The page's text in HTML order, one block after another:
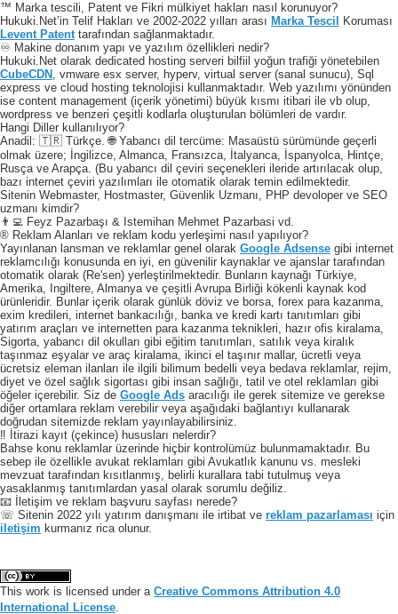
™ Marka tescili, Patent ve Fikri mülkiyet hakları nasıl korunuyor?
Hukuki.Net’in Telif Hakları ve 2002-2022 yılları arası Marka Tescil
Koruması
Levent Patenttarafından sağlanmaktadır.
♾️ Makine donanım yapı ve yazılım özellikleri nedir?
Hukuki.Net olarak dedicated hosting serveri bilfiil yoğun trafiği yönetebilen
CubeCDN , vmware esx server, hyperv, virtual server (sanal sunucu), Sql
express ve cloud hosting teknolojisi kullanmaktadır. Web yazılımı yönünden
ise content management (içerik yönetimi) büyük kısmı itibari ile vb olup,
wordpress ve benzeri çeşitli kodlarla oluşturulan bölümleri de vardır.
Hangi Diller kullanılıyor?
Anadil: 🇹🇷 Türkçe. 🌐 Yabancı dil tercüme: Masaüstü sürümünde geçerli
olmak üzere; İngilizce, Almanca, Fransızca, İtalyanca, İspanyolca, Hintçe,
Rusça ve Arapça. (Bu yabancı dil çeviri seçenekleri ileride artırılacak olup,
bazı internet çeviri yazılımları ile otomatik olarak temin edilmektedir.
Sitenin Webmaster, Hostmaster, Güvenlik Uzmanı, PHP devoloper ve SEO
uzmanı kimdir?
👨‍💻 Feyz Pazarbaşı & Istemihan Mehmet Pazarbasi vd.
® Reklam Alanları ve reklam kodu yerleşimi nasıl yapılıyor?
Yayınlanan lansman ve reklamlar genel olarak Google Adsense gibi internet
reklamcılığı konusunda en iyi, en güvenilir kaynaklar ve ajanslar tarafından
otomatik olarak (Re'sen) yerleştirilmektedir. Bunların kaynağı Türkiye,
Amerika, Ingiltere, Almanya ve çeşitli Avrupa Birliği kökenli kaynak kod
ürünleridir. Bunlar içerik olarak günlük döviz ve borsa, forex para kazanma,
exim kredileri, internet bankacılığı, banka ve kredi kartı tanıtımları gibi
yatırım araçları ve internetten para kazanma teknikleri, hazır ofis kiralama,
Sigorta, yabancı dil okulları gibi eğitim tanıtımları, satılık veya kiralık
taşınmaz eşyalar ve araç kiralama, ikinci el taşınır mallar, ücretli veya
ücretsiz eleman ilanları ile ilgili bilimum bedelli veya bedava reklamlar, rejim,
diyet ve özel sağlık sigortası gibi insan sağlığı, tatil ve otel reklamları gibi
öğeler içerebilir. Siz de Google Ads aracılığı ile gerek sitemize ve gerekse
diğer ortamlara reklam verebilir veya aşağıdaki bağlantıyı kullanarak
doğrudan sitemizde reklam yayınlayabilirsiniz.
‼️ İtirazi kayıt (çekince) hususları nelerdir?
Bahse konu reklamlar üzerinde hiçbir kontrolümüz bulunmamaktadır. Bu
sebep ile özellikle avukat reklamları gibi Avukatlık kanunu vs. mesleki
mevzuat tarafından kısıtlanmış, belirli kurallara tabi tutulmuş veya
yasaklanmış tanıtımlardan yasal olarak sorumlu değiliz.
📧 İletişim ve reklam başvuru sayfası nerede?
☏ Sitenin 2022 yılı yatırım danışmanı ile irtibat ve reklam pazarlaması için
iletişim kurmanız rica olunur.
This work is licensed under a Creative Commons Attribution 4.0
International License.